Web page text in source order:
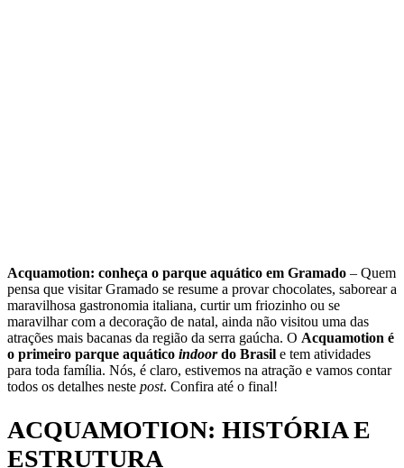
Acquamotion: conheça o parque aquático em Gramado – Quem
pensa que visitar Gramado se resume a provar chocolates, saborear a
maravilhosa gastronomia italiana, curtir um friozinho ou se
maravilhar com a decoração de natal, ainda não visitou uma das
atrações mais bacanas da região da serra gaúcha. O Acquamotion é
o primeiro parque aquático indoordo Brasil e tem atividades
para toda família. Nós, é claro, estivemos na atração e vamos contar
todos os detalhes neste post. Confira até o final!
ACQUAMOTION: HISTÓRIA E
ESTRUTURA